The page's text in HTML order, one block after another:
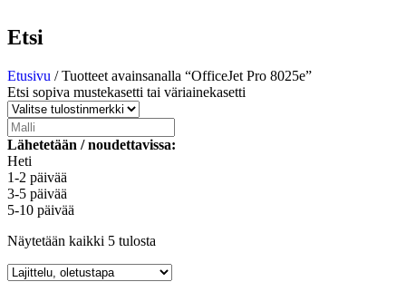
Etsi
Etusivu / Tuotteet avainsanalla “OfficeJet Pro 8025e”
Etsi sopiva mustekasetti tai väriainekasetti
Lähetetään / noudettavissa:
Heti
1-2 päivää
3-5 päivää
5-10 päivää
Näytetään kaikki 5 tulosta